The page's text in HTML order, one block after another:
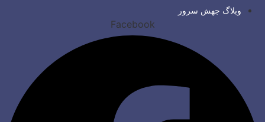
وبلاگ جهش سرور
Facebook